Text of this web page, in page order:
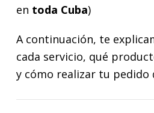
en toda Cuba)
A continuación, te
cada servicio, qué
y cómo realizar tu pedido